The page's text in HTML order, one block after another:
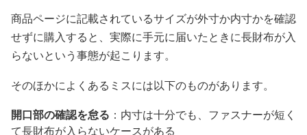
商品ページに記載されているサイズが外寸か内寸かを確認
せずに購入すると、実際に手元に届いたときに長財布が入
らないという事態が起こります。
そのほかによくあるミスには以下のものがあります。
開口部の確認を怠る ：内寸は十分でも、ファスナーが短く
て長財布が入らないケースがある